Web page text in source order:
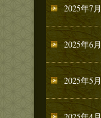
2025年7月
2025年6月
2025年5月